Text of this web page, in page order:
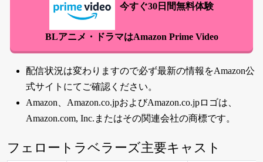
今すぐ30日間無料体験
BLアニメ・ドラマはAmazon Prime Video
配信状況は変わりますので必ず最新の情報をAmazon公
式サイト にてご確認ください。
Amazon、Amazon.co.jpおよびAmazon.co.jpロゴは、
Amazon.com, Inc.またはその関連会社の商標です。
フェロートラベラーズ主要キャスト